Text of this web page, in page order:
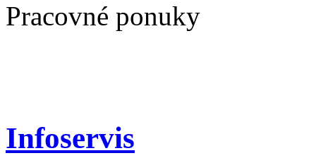
Pracovné ponuky
Infoservis